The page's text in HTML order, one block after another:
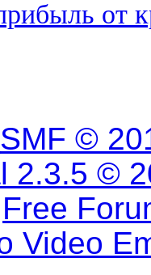
от
SMF ©
2.3.5 ©
Free
Video